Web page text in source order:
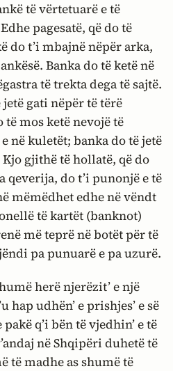
të vërtetuarë e të
pagesatë, që do të
do t’i mbajnë nëpër arka,
Banka do të ketë në
të trekta dega të sajtë.
gati nëpër të tërë
mos ketë nevojë të
në kuletët; banka do të jetë
gjithë të hollatë, që do
qeverija, do t’i punonjë e të
mëmëdhet edhe në vëndt
të kartët (banknot)
më teprë në botët për të
pa punuarë e pa uzurë.
herë njerëzit’ e një
hap udhën’ e prishjes’ e së
q’i bën të vjedhin’ e të
në Shqipëri duhetë të
të madhe as shumë të